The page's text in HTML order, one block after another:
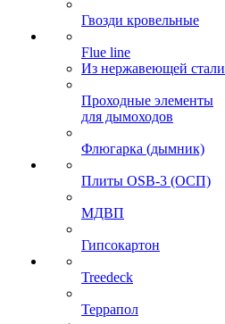
Гвозди кровельные
Flue line
Из нержавеющей стали
Проходные элементы
для дымоходов
Флюгарка (дымник)
Плиты OSB-3 (ОСП)
МДВП
Гипсокартон
Treedeck
Террапол